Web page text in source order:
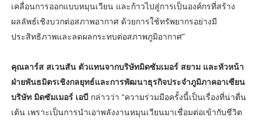
เคลื่อนการออกแบบหมุนเวียน และก้าวไปสู่การเป็นองค์กรที่สร้าง
ผลลัพธ์เชิงบวกต่อสภาพอากาศ ด้วยการใช้ทรัพยากรอย่างมี
ประสิทธิภาพและลดผลกระทบต่อสภาพภูมิอากาศ”
คุณลาร์ส สเวนสัน ตัวแทนจากบริษัทมิดซัมเมอร์ สยาม และหัวหน้า
ฝ่ายพันธมิตรเชิงกลยุทธ์และการพัฒนาธุรกิจประจำภูมิภาคอาเซียน
บริษัท มิดซัมเมอร์ เอบี กล่าวว่า “ความร่วมมือครั้งนี้เป็นเรื่องที่น่าตื่น
เต้น เพราะเป็นการนำเอาพลังงานหมุนเวียนมาเชื่อมต่อเข้ากับชีวิต